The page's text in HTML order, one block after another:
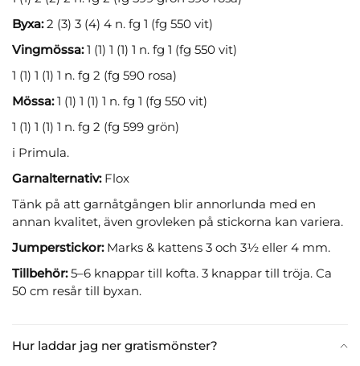
Hur laddar jag ner gratismönster?
Byxa:2 (3) 3 (4) 4 n. fg 1 (fg 550 vit)
Vingmössa:1 (1) 1 (1) 1 n. fg 1 (fg 550 vit)
1 (1) 1 (1) 1 n. fg 2 (fg 590 rosa)
Mössa:1 (1) 1 (1) 1 n. fg 1 (fg 550 vit)
1 (1) 1 (1) 1 n. fg 2 (fg 599 grön)
i Primula.
Garnalternativ: Flox
Tänk på att garnåtgången blir annorlunda med en
annan kvalitet, även grovleken på stickorna kan variera.
Jumperstickor:Marks & kattens 3 och 3½ eller 4 mm.
Tillbehör:5–6 knappar till kofta. 3 knappar till tröja. Ca
50 cm resår till byxan.